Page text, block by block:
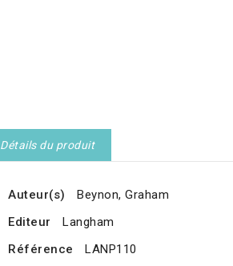
Détails du produit
Auteur(s)
Beynon, Graham
Editeur
Langham
Référence
LANP110